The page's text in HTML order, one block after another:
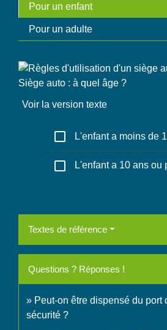
Pour un enfant
Pour un adulte
Siège auto : à quel âge ?
Voir la version texte
check_box_outline_blank L'enfant a moins de
check_box_outline_blank L'enfant a 10 ans ou
Textes de référence
Questions ? Réponses !
Peut-on être dispensé du port
sécurité ?